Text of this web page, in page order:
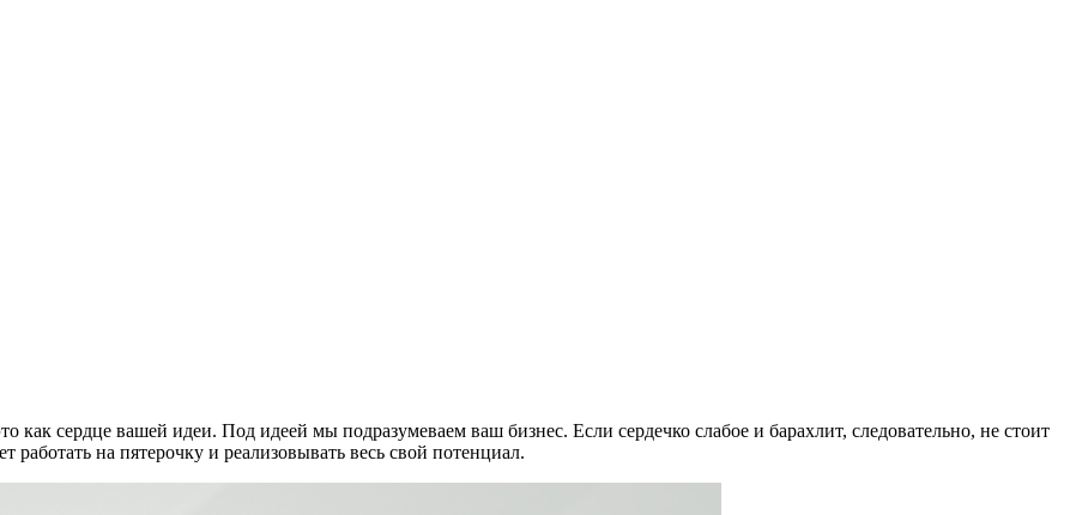
как сердце вашей идеи. Под идеей мы подразумеваем ваш бизнес. Если сердечко слабое и барахлит, следовательно, не стоит
на пятерочку и реализовывать весь свой потенциал.